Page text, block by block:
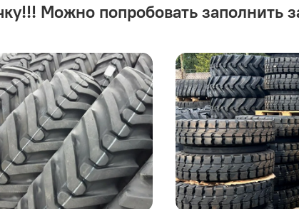
Можно попробовать заполнить